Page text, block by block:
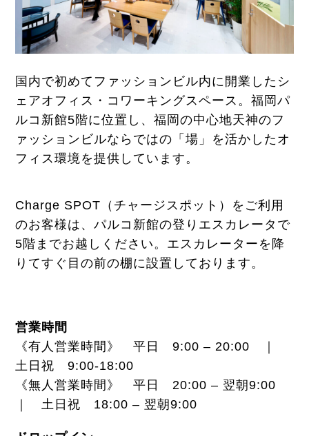
国内で初めてファッションビル内に開業したシ
ェアオフィス・コワーキングスペース。福岡パ
ルコ新館5階に位置し、福岡の中心地天神のフ
ァッションビルならではの「場」を活かしたオ
フィス環境を提供しています。
Charge SPOT（チャージスポット）をご利用
のお客様は、パルコ新館の登りエスカレータで
5階までお越しください。エスカレーターを降
りてすぐ目の前の棚に設置しております。
営業時間
《有人営業時間》 平日 9:00 – 20:00 ｜
土日祝 9:00-18:00
《無人営業時間》 平日 20:00 – 翌朝9:00
｜ 土日祝 18:00 – 翌朝9:00